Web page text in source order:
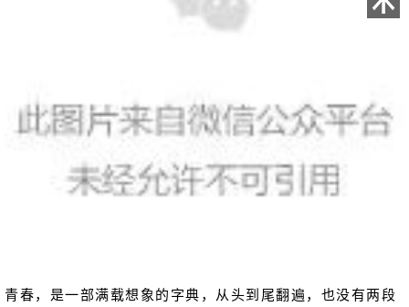
青春，是一部满载想象的字典，从头到尾翻遍，也没有两段